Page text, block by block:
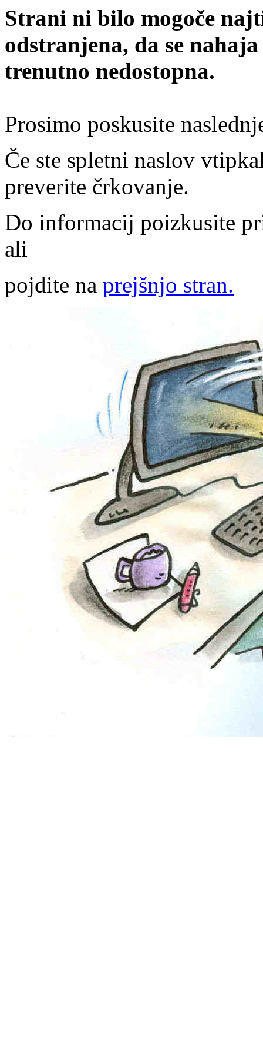
Strani ni bilo mogoče
odstranjena, da se
trenutno nedostopna.
Prosimo poskusite
Če ste spletni naslov
preverite črkovanje.
Do informacij poizkusite
ali
pojdite na prejšnjo stran.